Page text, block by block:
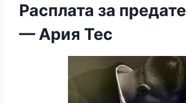
Расплата за
— Ария Тес